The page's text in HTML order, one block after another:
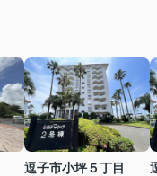
逗子市小坪５丁目